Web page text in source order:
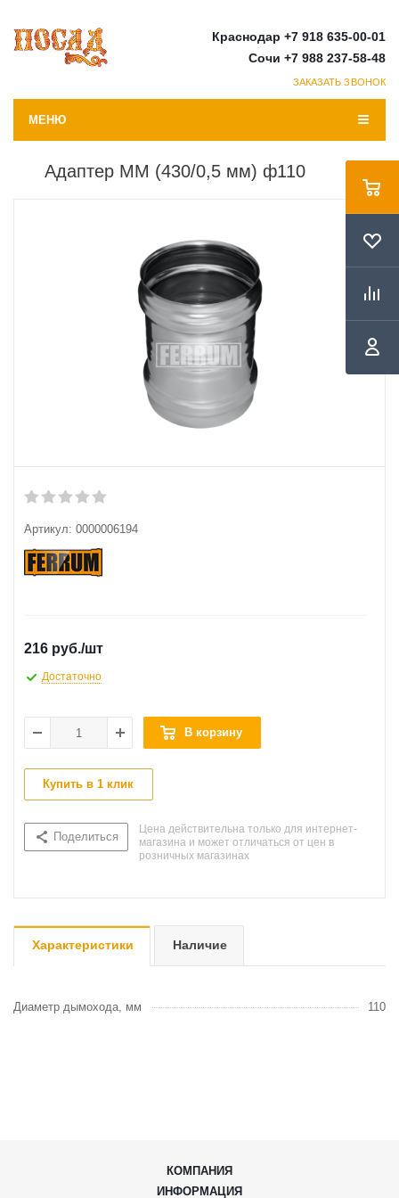
Краснодар +7 918 635-00-01
Сочи +7 988 237-58-48
ЗАКАЗАТЬ ЗВОНОК
МЕНЮ
Адаптер ММ (430/0,5 мм) ф110
Артикул: 0000006194
216 руб./шт
Достаточно
В корзину
Купить в 1 клик
Поделиться
Цена действительна только для интернет-
магазина и может отличаться от цен в
розничных магазинах
Характеристики Наличие
Диаметр дымохода, мм 110
КОМПАНИЯ
ИНФОРМАЦИЯ